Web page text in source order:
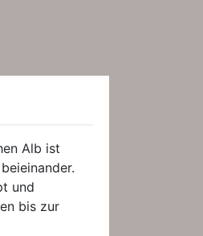
Alb ist
und
bis zur